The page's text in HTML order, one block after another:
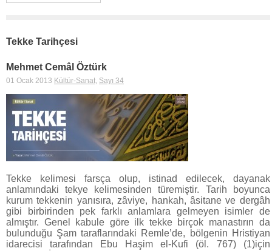
Tekke Tarihçesi
Mehmet Cemâl Öztürk
01 Ocak 2013 Kültür-Sanat, Sayı 34
Tekke kelimesi farsça olup, istinad edilecek, dayanak
anlamındaki tekye kelimesinden türemiştir. Tarih boyunca
kurum tekkenin yanısıra, zâviye, hankah, âsitane ve dergâh
gibi birbirinden pek farklı anlamlara gelmeyen isimler de
almıştır. Genel kabule göre ilk tekke birçok manastırın da
bulunduğu Şam taraflarındaki Remle’de, bölgenin Hristiyan
idarecisi tarafından Ebu Haşim el-Kufi (öl. 767) (1)için